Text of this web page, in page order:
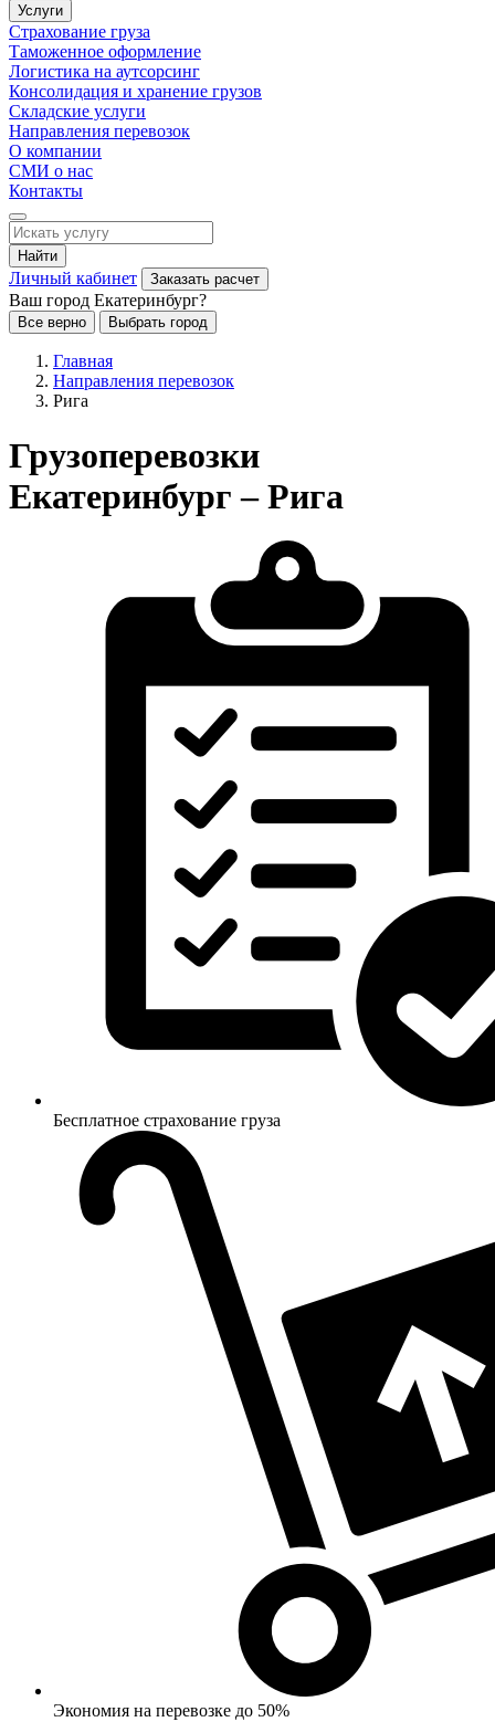
Услуги
Страхование груза
Таможенное оформление
Логистика на аутсорсинг
Консолидация и хранение грузов
Складские услуги
Направления перевозок
О компании
СМИ о нас
Контакты
Найти
Личный кабинет Заказать расчет
Ваш город Екатеринбург?
Все верно Выбрать город
Главная
Направления перевозок
Рига
Грузоперевозки
Екатеринбург – Рига
Бесплатное страхование груза
Экономия на перевозке до 50%